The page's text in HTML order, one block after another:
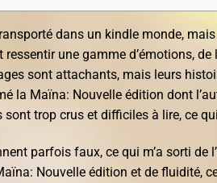
dans un kindle monde,
ressentir une gamme d’émotions,
sont attachants, mais leurs
la Maïna: Nouvelle édition dont
sont trop crus et difficiles à lire, ce
parfois faux, ce qui m’a sorti de
Nouvelle édition et de fluidité,